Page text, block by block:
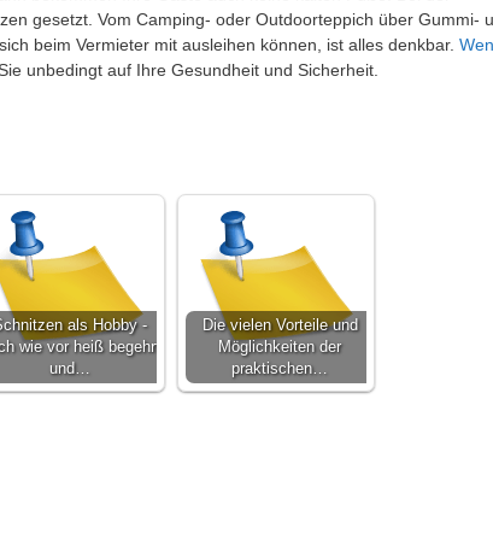
gesetzt. Vom Camping- oder Outdoorteppich über Gummi-
beim Vermieter mit ausleihen können, ist alles denkbar.
Sie unbedingt auf Ihre Gesundheit und Sicherheit.
als Hobby -
wie vor heiß begehrt
und…
Die vielen Vorteile und
Möglichkeiten der
praktischen…